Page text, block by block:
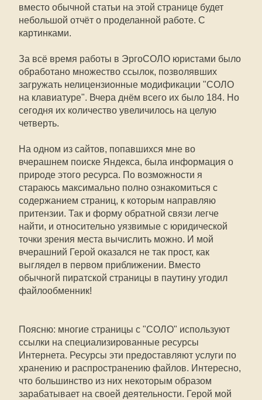
вместо обычной статьи на этой странице будет
небольшой отчёт о проделанной работе. С
картинками.
За всё время работы в ЭргоСОЛО юристами было
обработано множество ссылок, позволявших
загружать нелицензионные модификации "СОЛО
на клавиатуре". Вчера днём всего их было 184. Но
сегодня их количество увеличилось на целую
четверть.
На одном из сайтов, попавшихся мне во
вчерашнем поиске Яндекса, была информация о
природе этого ресурса. По возможности я
стараюсь максимально полно ознакомиться с
содержанием страниц, к которым направляю
притензии. Так и форму обратной связи легче
найти, и относительно уязвимые с юридической
точки зрения места вычислить можно. И мой
вчерашний Герой оказался не так прост, как
выглядел в первом приближении. Вместо
обычногй пиратской страницы в паутину угодил
файлообменник!
Поясню: многие страницы с "СОЛО" используют
ссылки на специализированные ресурсы
Интернета. Ресурсы эти предоставляют услуги по
хранению и распространению файлов. Интересно,
что большинство из них некоторым образом
зарабатывает на своей деятельности. Герой мой